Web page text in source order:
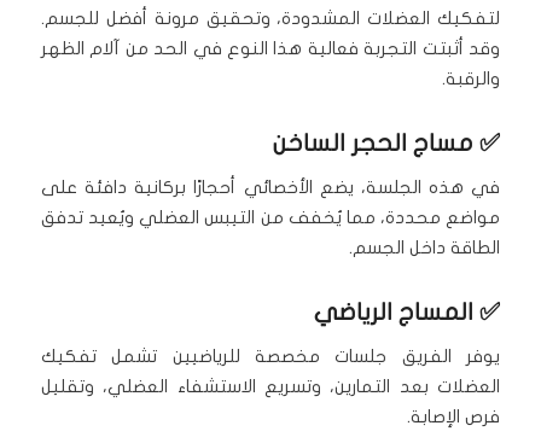
لتفكيك العضلات المشدودة، وتحقيق مرونة أفضل للجسم.
وقد أثبتت التجربة فعالية هذا النوع في الحد من آلام الظهر
والرقبة.
✅ مساج الحجر الساخن
في هذه الجلسة، يضع الأخصائي أحجارًا بركانية دافئة على
مواضع محددة، مما يُخفف من التيبس العضلي ويُعيد تدفق
الطاقة داخل الجسم.
✅ المساج الرياضي
يوفر الفريق جلسات مخصصة للرياضيين تشمل تفكيك
العضلات بعد التمارين، وتسريع الاستشفاء العضلي، وتقليل
فرص الإصابة.